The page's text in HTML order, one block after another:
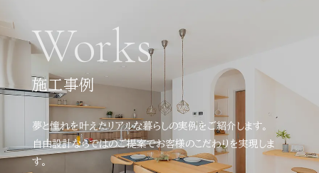
Works
施工事例
夢と憧れを叶えたリアルな暮らしの実例をご紹介します。
自由設計ならではのご提案でお客様のこだわりを実現しま
す。